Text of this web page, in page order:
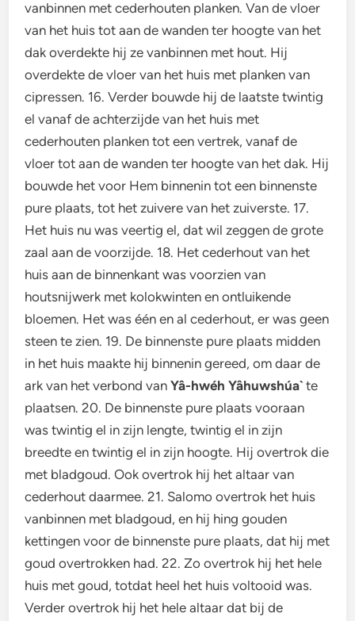
vanbinnen met cederhouten planken. Van de vloer
van het huis tot aan de wanden ter hoogte van het
dak overdekte hij ze vanbinnen met hout. Hij
overdekte de vloer van het huis met planken van
cipressen. 16. Verder bouwde hij de laatste twintig
el vanaf de achterzijde van het huis met
cederhouten planken tot een vertrek, vanaf de
vloer tot aan de wanden ter hoogte van het dak. Hij
bouwde het voor Hem binnenin tot een binnenste
pure plaats, tot het zuivere van het zuiverste. 17.
Het huis nu was veertig el, dat wil zeggen de grote
zaal aan de voorzijde. 18. Het cederhout van het
huis aan de binnenkant was voorzien van
houtsnijwerk met kolokwinten en ontluikende
bloemen. Het was één en al cederhout, er was geen
steen te zien. 19. De binnenste pure plaats midden
in het huis maakte hij binnenin gereed, om daar de
ark van het verbond vanYâ-hwéh Yâhuwshúa`te
plaatsen. 20. De binnenste pure plaats vooraan
was twintig el in zijn lengte, twintig el in zijn
breedte en twintig el in zijn hoogte. Hij overtrok die
met bladgoud. Ook overtrok hij het altaar van
cederhout daarmee. 21. Salomo overtrok het huis
vanbinnen met bladgoud, en hij hing gouden
kettingen voor de binnenste pure plaats, dat hij met
goud overtrokken had. 22. Zo overtrok hij het hele
huis met goud, totdat heel het huis voltooid was.
Verder overtrok hij het hele altaar dat bij de